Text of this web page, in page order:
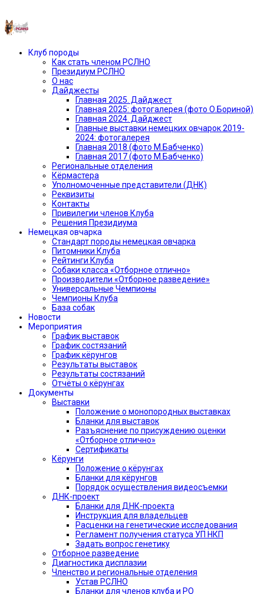
Клуб породы
Как стать членом РСЛНО
Президиум РСЛНО
О нас
Дайджесты
Главная 2025. Дайджест
Главная 2025: фотогалерея (фото О.Бориной)
Главная 2024. Дайджест
Главные выставки немецких овчарок 2019-
2024: фотогалерея
Главная 2018 (фото М.Бабченко)
Главная 2017 (фото М.Бабченко)
Региональные отделения
Кёрмастера
Уполномоченные представители (ДНК)
Реквизиты
Контакты
Привилегии членов Клуба
Решения Президиума
Немецкая овчарка
Стандарт породы немецкая овчарка
Питомники Клуба
Рейтинги Клуба
Собаки класса «Отборное отлично»
Производители «Отборное разведение»
Универсальные Чемпионы
Чемпионы Клуба
База собак
Новости
Мероприятия
График выставок
График состязаний
График кёрунгов
Результаты выставок
Результаты состязаний
Отчёты о кёрунгах
Документы
Выставки
Положение о монопородных выставках
Бланки для выставок
Разъяснение по присуждению оценки
«Отборное отлично»
Сертификаты
Кёрунги
Положение о кёрунгах
Бланки для кёрунгов
Порядок осуществления видеосъемки
ДНК-проект
Бланки для ДНК-проекта
Инструкция для владельцев
Расценки на генетические исследования
Регламент получения статуса УП НКП
Задать вопрос генетику
Отборное разведение
Диагностика дисплазии
Членство и региональные отделения
Устав РСЛНО
Бланки для членов клуба и РО